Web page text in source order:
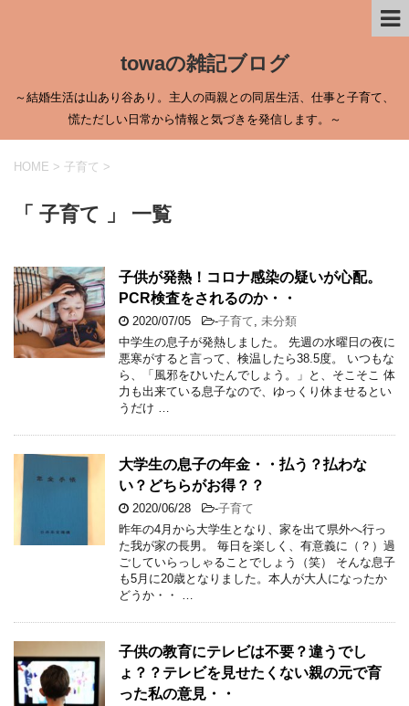
towaの雑記ブログ
～結婚生活は山あり谷あり。主人の両親との同居生活、仕事と子育て、
慌ただしい日常から情報と気づきを発信します。～
HOME > 子育て >
「 子育て 」 一覧
子供が発熱！コロナ感染の疑いが心配。
PCR検査をされるのか・・
2020/07/05 -子育て
未分類
中学生の息子が発熱しました。 先週の水曜日の夜に
悪寒がすると言って、検温したら38.5度。 いつもな
ら、「風邪をひいたんでしょう。」と、そこそこ 体
力も出来ている息子なので、ゆっくり休ませるとい
うだけ …
大学生の息子の年金・・払う？払わな
い？どちらがお得？？
2020/06/28 -子育て
昨年の4月から大学生となり、家を出て県外へ行っ
た我が家の長男。 毎日を楽しく、有意義に（？）過
ごしていらっしゃることでしょう（笑） そんな息子
も5月に20歳となりました。本人が大人になったか
どうか・・ …
子供の教育にテレビは不要？違うでし
ょ？？テレビを見せたくない親の元で育
った私の意見・・